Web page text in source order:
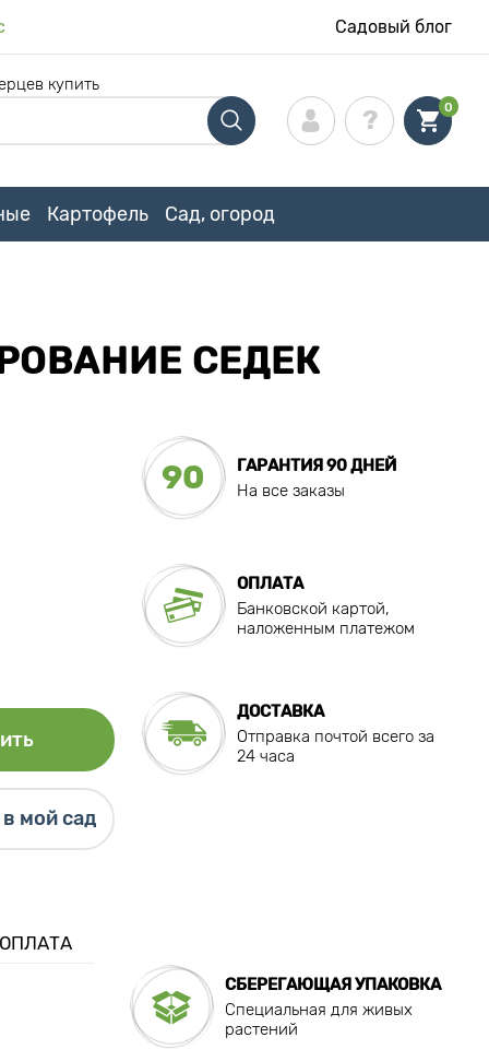
Садовый блог
купить
0
Картофель Сад, огород
СЕДЕК
мой сад
90
ГАРАНТИЯ 90 ДНЕЙ
На все заказы
ОПЛАТА
Банковской картой,
наложенным платежом
ДОСТАВКА
Отправка почтой всего за
24 часа
СБЕРЕГАЮЩАЯ УПАКОВКА
Специальная для живых
растений